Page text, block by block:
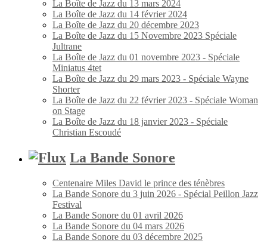
La Boîte de Jazz du 13 mars 2024
La Boîte de Jazz du 14 février 2024
La Boîte de Jazz du 20 décembre 2023
La Boîte de Jazz du 15 Novembre 2023 Spéciale
Jultrane
La Boîte de Jazz du 01 novembre 2023 - Spéciale
Miniatus 4tet
La Boîte de Jazz du 29 mars 2023 - Spéciale Wayne
Shorter
La Boîte de Jazz du 22 février 2023 - Spéciale Woman
on Stage
La Boîte de Jazz du 18 janvier 2023 - Spéciale
Christian Escoudé
La Bande Sonore
Centenaire Miles David le prince des ténèbres
La Bande Sonore du 3 juin 2026 - Spécial Peillon Jazz
Festival
La Bande Sonore du 01 avril 2026
La Bande Sonore du 04 mars 2026
La Bande Sonore du 03 décembre 2025